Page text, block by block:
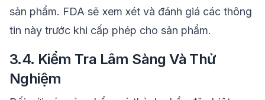
sản phẩm. FDA sẽ xem xét và đánh giá các thông
tin này trước khi cấp phép cho sản phẩm.
3.4. Kiểm Tra Lâm Sàng Và Thử
Nghiệm